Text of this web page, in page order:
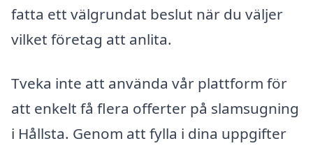
fatta ett välgrundat beslut när du väljer
vilket företag att anlita.
Tveka inte att använda vår plattform för
att enkelt få flera offerter på slamsugning
i Hållsta. Genom att fylla i dina uppgifter